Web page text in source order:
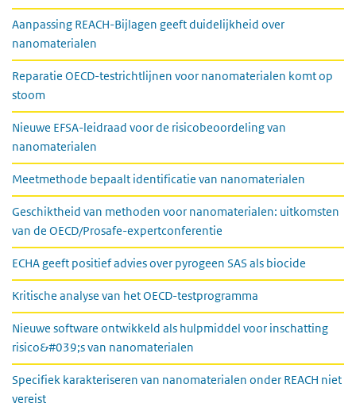
Aanpassing REACH-Bijlagen geeft duidelijkheid over
nanomaterialen
Reparatie OECD-testrichtlijnen voor nanomaterialen komt op
stoom
Nieuwe EFSA-leidraad voor de risicobeoordeling van
nanomaterialen
Meetmethode bepaalt identificatie van nanomaterialen
Geschiktheid van methoden voor nanomaterialen: uitkomsten
van de OECD/Prosafe-expertconferentie
ECHA geeft positief advies over pyrogeen SAS als biocide
Kritische analyse van het OECD-testprogramma
Nieuwe software ontwikkeld als hulpmiddel voor inschatting
risico&#039;s van nanomaterialen
Specifiek karakteriseren van nanomaterialen onder REACH niet
vereist